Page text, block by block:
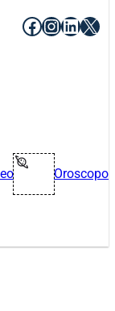
Facebook
X
Oroscopo